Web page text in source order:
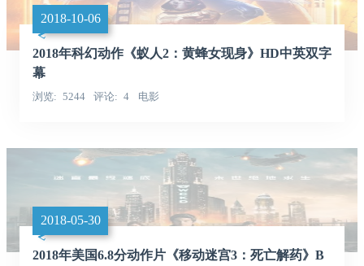
2018-10-06
2018年科幻动作《蚁人2：黄蜂女现身》HD中英双字
幕
浏览 5244 评论 4 电影
2018-05-30
2018年美国6.8分动作片《移动迷宫3：死亡解药》B